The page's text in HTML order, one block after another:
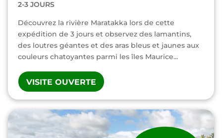
2-3 JOURS
Découvrez la rivière Maratakka lors de cette
expédition de 3 jours et observez des lamantins,
des loutres géantes et des aras bleus et jaunes aux
couleurs chatoyantes parmi les îles Maurice...
VISITE OUVERTE